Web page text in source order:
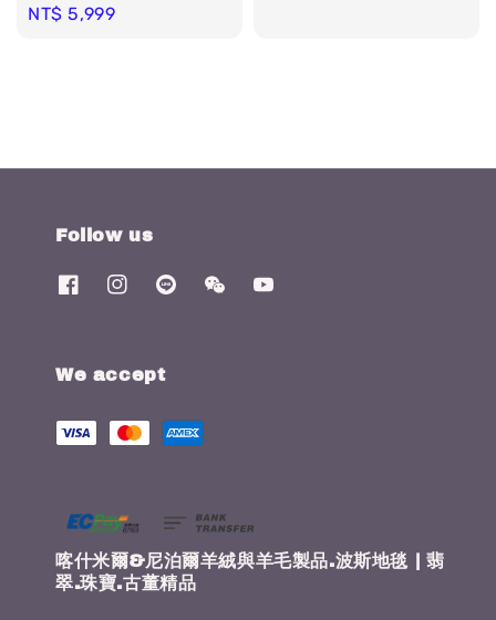
Regular
NT$ 5,999
Follow us
We accept
喀什米爾&尼泊爾羊絨與羊毛製品.波斯地毯 | 翡
翠.珠寶.古董精品